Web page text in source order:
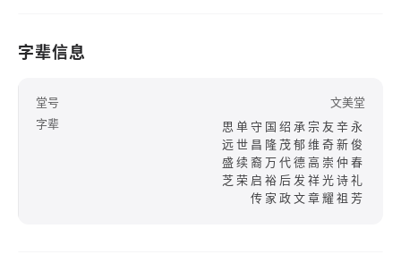
字辈信息
堂号
文美堂
字辈
思单守国绍承宗友辛永
远世昌隆茂郁维奇新俊
盛续裔万代德高崇仲春
芝荣启裕后发祥光诗礼
传家政文章耀祖芳